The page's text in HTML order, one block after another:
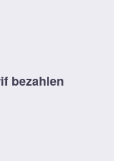
bezahlen